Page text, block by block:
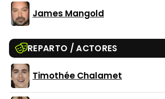
James Mangold
REPARTO / ACTORES
Timothée Chalamet